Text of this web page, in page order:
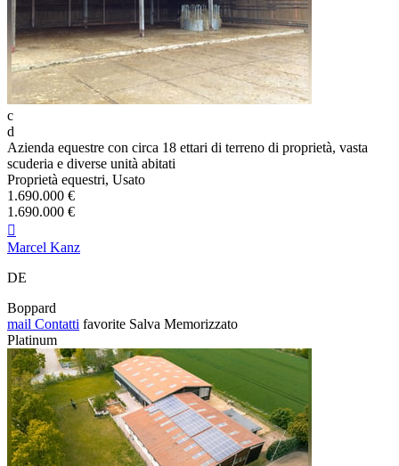
c
d
Azienda equestre con circa 18 ettari di terreno di proprietà, vasta
scuderia e diverse unità abitati
Proprietà equestri, Usato
1.690.000 €
1.690.000 €

Marcel Kanz
DE
Boppard
mail Contatti favorite Salva Memorizzato
Platinum